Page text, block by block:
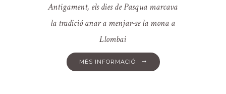
Antigament, els dies de Pasqua marcava
la tradició anar a menjar-se la mona a
Llombai
MÉS INFORMACIÓ